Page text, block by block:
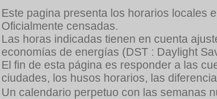
Este pagina presenta los horarios locales
Oficialmente censadas.
Las horas indicadas tienen en cuenta
economías de energías (DST : Daylight
El fin de esta página es responder a las
ciudades, los husos horarios, las
Un calendario perpetuo con las semanas